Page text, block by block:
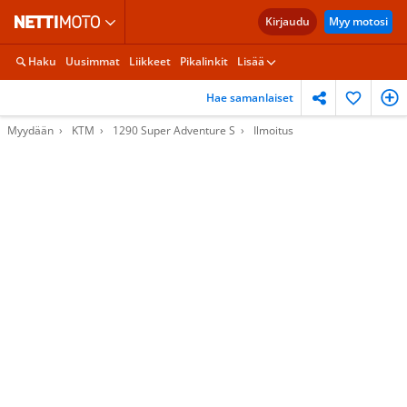
Kirjaudu Myy motosi
Haku Uusimmat Liikkeet Pikalinkit Lisää
Hae samanlaiset
Myydään KTM 1290 Super Adventure S Ilmoitus